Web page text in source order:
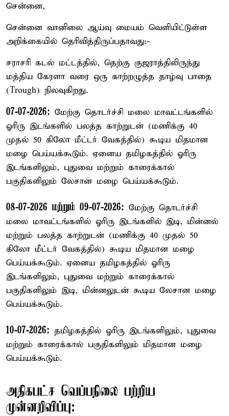
சென்னை,
சென்னை வானிலை ஆய்வு மையம் வெளியிட்டுள்ள
அறிக்கையில் தெரிவித்திருப்பதாவது:-
சராசரி கடல் மட்டத்தில், தெற்கு குஜராத்திலிருந்து
மத்திய கேரளா வரை ஒரு காற்றழுத்த தாழ்வு பாதை
(Trough) நிலவுகிறது.
07-07-2026: மேற்கு தொடர்ச்சி மலை மாவட்டங்களில்
ஓரிரு இடங்களில் பலத்த காற்றுடன் (மணிக்கு 40
முதல் 50 கிலோ மீட்டர் வேகத்தில்) கூடிய மிதமான
மழை பெய்யக்கூடும். ஏனைய தமிழகத்தில் ஓரிரு
இடங்களிலும், புதுவை மற்றும் காரைக்கால்
பகுதிகளிலும் லேசான மழை பெய்யக்கூடும்.
08-07-2026 மற்றும் 09-07-2026: மேற்கு தொடர்ச்சி
மலை மாவட்டங்களில் ஓரிரு இடங்களில் இடி, மின்னல்
மற்றும் பலத்த காற்றுடன் (மணிக்கு 40 முதல் 50
கிலோ மீட்டர் வேகத்தில்) கூடிய மிதமான மழை
பெய்யக்கூடும். ஏனைய தமிழகத்தில் ஓரிரு
இடங்களிலும், புதுவை மற்றும் காரைக்கால்
பகுதிகளிலும் இடி, மின்னலுடன் கூடிய லேசான மழை
பெய்யக்கூடும்.
10-07-2026: தமிழகத்தில் ஓரிரு இடங்களிலும், புதுவை
மற்றும் காரைக்கால் பகுதிகளிலும் மிதமான மழை
பெய்யக்கூடும்.
அதிகபட்ச வெப்பநிலை பற்றிய
முன்னறிவிப்பு: